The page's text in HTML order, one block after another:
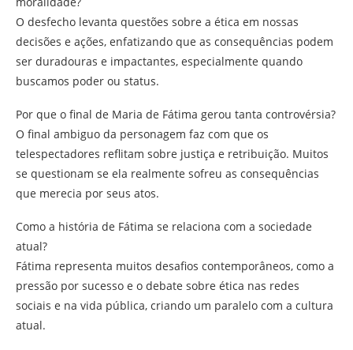
O desfecho levanta questões sobre a ética em nossas
decisões e ações, enfatizando que as consequências podem
ser duradouras e impactantes, especialmente quando
buscamos poder ou status.
Por que o final de Maria de Fátima gerou tanta controvérsia?
O final ambiguo da personagem faz com que os
telespectadores reflitam sobre justiça e retribuição. Muitos
se questionam se ela realmente sofreu as consequências
que merecia por seus atos.
Como a história de Fátima se relaciona com a sociedade
atual?
Fátima representa muitos desafios contemporâneos, como a
pressão por sucesso e o debate sobre ética nas redes
sociais e na vida pública, criando um paralelo com a cultura
atual.